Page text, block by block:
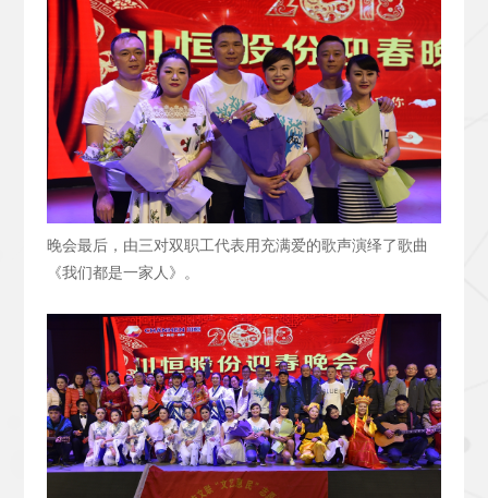
晚会最后，由三对双职工代表用充满爱的歌声演绎了歌曲
《我们都是一家人》。